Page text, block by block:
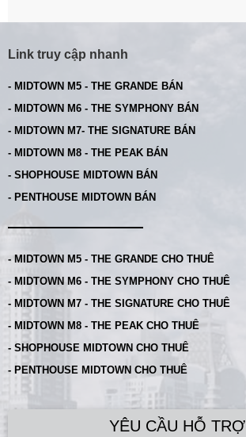
Link truy cập nhanh
- MIDTOWN M5 - THE GRANDE BÁN
- MIDTOWN M6 - THE SYMPHONY BÁN
- MIDTOWN M7- THE SIGNATURE BÁN
- MIDTOWN M8 - THE PEAK BÁN
- SHOPHOUSE MIDTOWN BÁN
- PENTHOUSE MIDTOWN BÁN
- MIDTOWN M5 - THE GRANDE CHO THUÊ
- MIDTOWN M6 - THE SYMPHONY CHO THUÊ
- MIDTOWN M7 - THE SIGNATURE CHO THUÊ
- MIDTOWN M8 - THE PEAK CHO THUÊ
- SHOPHOUSE MIDTOWN CHO THUÊ
- PENTHOUSE MIDTOWN CHO THUÊ
YÊU CẦU HỖ TRỢ